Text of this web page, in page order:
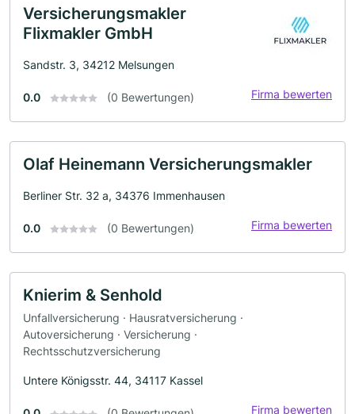
Versicherungsmakler
Flixmakler GmbH
Sandstr. 3, 34212 Melsungen
0.0 (0 Bewertungen) Firma bewerten
Olaf Heinemann Versicherungsmakler
Berliner Str. 32 a, 34376 Immenhausen
0.0 (0 Bewertungen) Firma bewerten
Knierim & Senhold
Unfallversicherung · Hausratversicherung ·
Autoversicherung · Versicherung ·
Rechtsschutzversicherung
Untere Königsstr. 44, 34117 Kassel
Firma bewerten